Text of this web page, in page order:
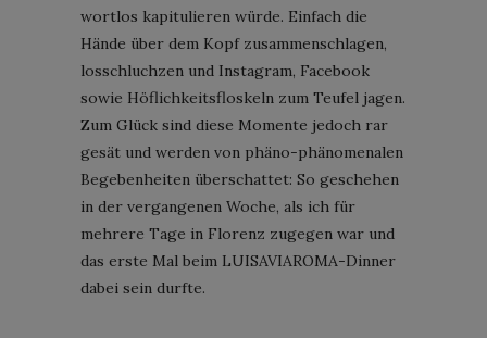
wortlos kapitulieren würde. Einfach die
Hände über dem Kopf zusammenschlagen,
losschluchzen und Instagram, Facebook
sowie Höflichkeitsfloskeln zum Teufel jagen.
Zum Glück sind diese Momente jedoch rar
gesät und werden von phäno-phänomenalen
Begebenheiten überschattet: So geschehen
in der vergangenen Woche, als ich für
mehrere Tage in Florenz zugegen war und
das erste Mal beim LUISAVIAROMA-Dinner
dabei sein durfte.